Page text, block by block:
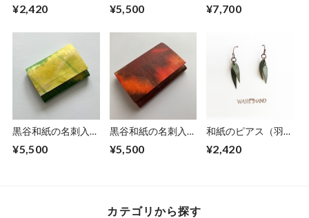
¥2,420 ¥5,500 ¥7,700
黒谷和紙の名刺入れ
¥5,500
黒谷和紙の名刺入れ
¥5,500
和紙のピアス（羽）
¥2,420
カテゴリから探す